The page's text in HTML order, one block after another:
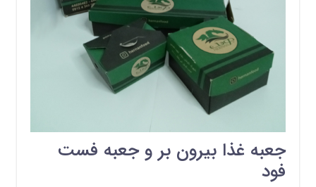
جعبه غذا بیرون بر و جعبه فست
فود